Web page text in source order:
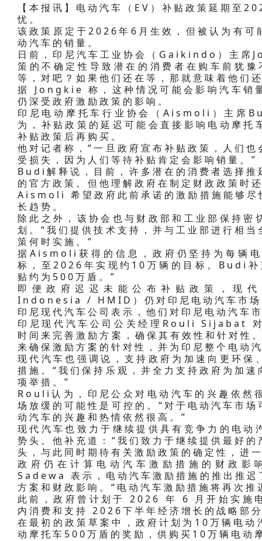
【本报讯】电动汽车（EV）补贴政策延期至
忧。
该政策原定于2026年6月生效，但被认为有可
动汽车的销量。
日前，印尼汽车工业协会（Gaikindo）主
策的不确定性导致潜在的消费者在购车前犹
等，对吧？如果他们还在等，那就意味着他们
据 Jongkie 称，这种情况可能会影响汽车销
仍深受政府激励政策的影响。
印尼电动摩托车行业协会（Aismoli）主席
为，补贴政策的延迟可能会直接影响电动摩
补贴政策后再购买。
他对记者称，“一旦政府宣布补贴政策，人们
受损失，因为人们等待补贴肯定会影响销量。”
Budi解释说，目前，许多潜在的消费者选择
的官方政策。但他理解政府在制定财政政策时
Aismoli 希望政府此前承诺的激励措施能够尽
长趋势。
除此之外，该协会也与财政部和工业部保持
划。“我们提供技术支持，并与工业部进行相
策何时实施。”
据Aismoli获得的信息，政府仍坚持为每辆
标，至2026年实现约10万辆的目标。Budi补
贴约为500万盾。”
即便政府迟迟未能公布补贴政策，现
Indonesia / HMID）仍对印尼电动汽车市场
印尼现代汽车公司表示，他们对印尼电动汽车
印尼现代汽车公司公关经理Rouli Sijabat
时间来完善激励方案，确保其有效性和针对性
来确保激励方案的针对性，并为印尼整个电动
现代汽车也强调说，支持政府为加速向更环
措施。“我们保持乐观，并全力支持政府为加
项举措。”
Rouli认为，印尼公众对电动汽车的兴趣依然
场放缓的可能性是可控的。“对于电动汽车市
动汽车的兴趣和热情依然很高。”
现代汽车也致力于继续提供具有竞争力的电
势头。他补充道：“我们致力于继续提供最好
头，与此同时期待有关激励政策的确定性，进
政府仍在计算电动汽车激励措施的财政
Sadewa 表示，电动汽车激励措施的推出推
方案和财政影响。“电动汽车激励措施将再次
此前，政府曾计划于 2026 年 6 月开始实施
内消费和支持 2026下半年经济增长的战略部
在最初的政策草案中，政府计划为10万辆电
动摩托车500万盾的奖励，供购买10万辆电动